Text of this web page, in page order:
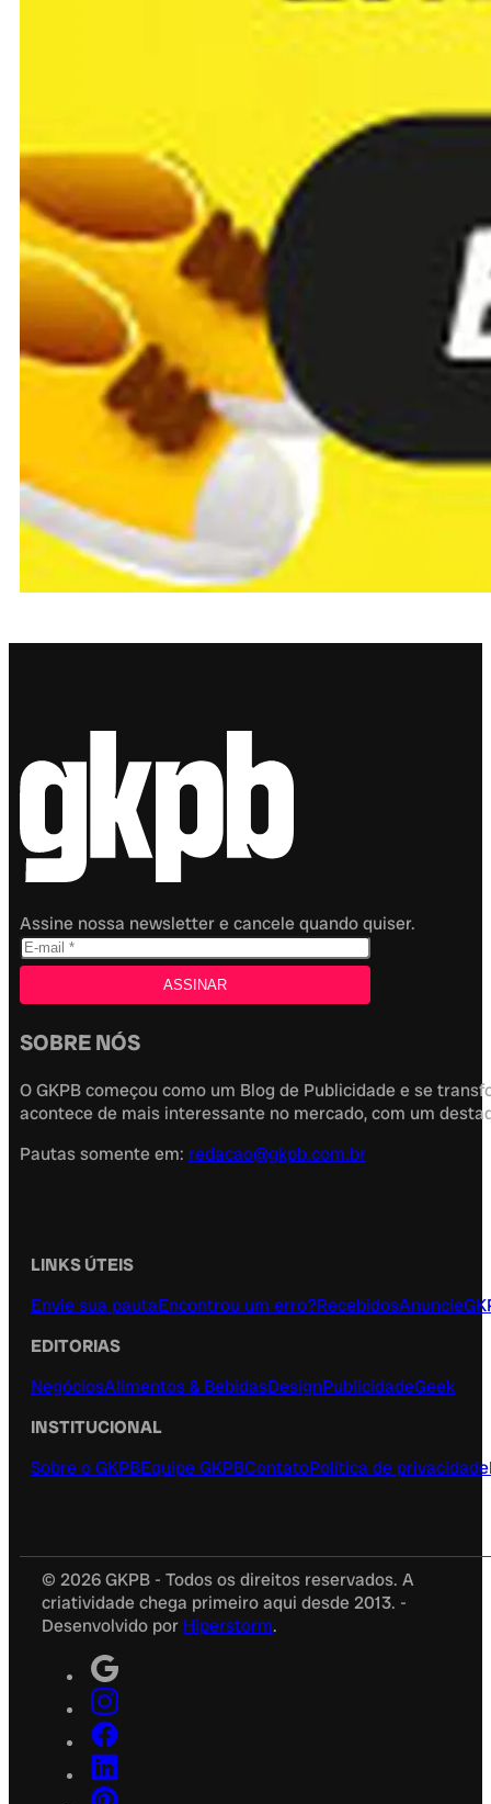
Assine nossa newsletter e cancele quando quiser.
SOBRE NÓS
O GKPB começou como um Blog de Publicidade e se
acontece de mais interessante no mercado, com um
Pautas somente em: redacao@gkpb.com.br
LINKS ÚTEIS
Envie sua pautaEncontrou um erro?RecebidosAnuncie
EDITORIAS
NegóciosAlimentos & BebidasDesignPublicidadeGeek
INSTITUCIONAL
Sobre o GKPBEquipe GKPBContatoPolítica de privacidade
© 2026 GKPB - Todos os direitos reservados. A
criatividade chega primeiro aqui desde 2013. -
Desenvolvido por Hiperstorm.